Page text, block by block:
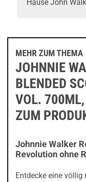
Hause John
MEHR ZUM THEMA
JOHNNIE
BLENDED
VOL.
ZUM
Johnnie Walker
Revolution ohne
Entdecke eine völlig